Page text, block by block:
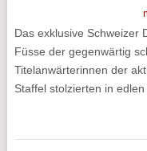
Das exklusive Schweizer
Füsse der gegenwärtig
Titelanwärterinnen der
Staffel stolzierten in